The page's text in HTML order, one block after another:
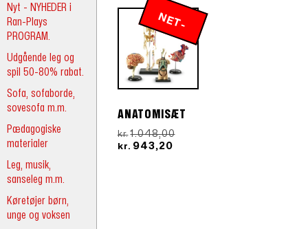
Nyt - NYHEDER i
Ran-Plays
PROGRAM.
Udgående leg og
spil 50-80% rabat.
Sofa, sofaborde,
sovesofa m.m.
Pædagogiske
materialer
Leg, musik,
sanseleg m.m.
Køretøjer børn,
unge og voksen
N
E
T
-
P
R
IS
ANATOMISÆT
kr. 1.048,00Den
kr. 943,20Den